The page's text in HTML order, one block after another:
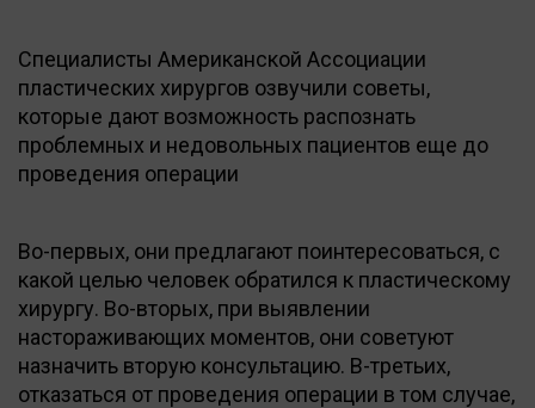
Специалисты Американской Ассоциации
пластических хирургов озвучили советы,
которые дают возможность распознать
проблемных и недовольных пациентов еще до
проведения операции
Во-первых, они предлагают поинтересоваться, с
какой целью человек обратился к пластическому
хирургу. Во-вторых, при выявлении
настораживающих моментов, они советуют
назначить вторую консультацию. В-третьих,
отказаться от проведения операции в том случае,